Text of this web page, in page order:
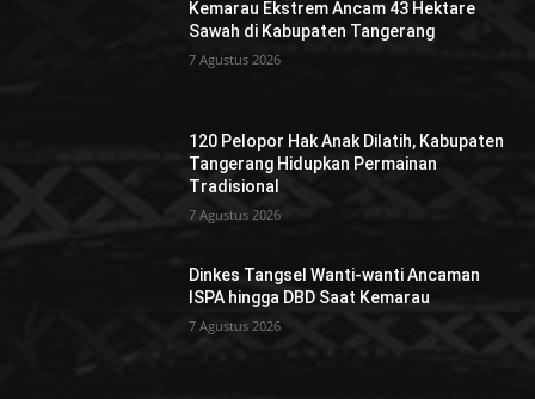
Kemarau Ekstrem Ancam 43 Hektare
Sawah di Kabupaten Tangerang
7 Agustus 2026
120 Pelopor Hak Anak Dilatih, Kabupaten
Tangerang Hidupkan Permainan
Tradisional
7 Agustus 2026
Dinkes Tangsel Wanti-wanti Ancaman
ISPA hingga DBD Saat Kemarau
7 Agustus 2026